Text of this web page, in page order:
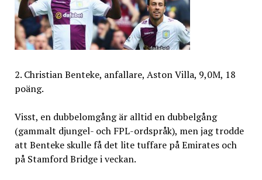
2. Christian Benteke, anfallare, Aston Villa, 9,0M, 18
poäng.
Visst, en dubbelomgång är alltid en dubbelgång
(gammalt djungel- och FPL-ordspråk), men jag trodde
att Benteke skulle få det lite tuffare på Emirates och
på Stamford Bridge i veckan.